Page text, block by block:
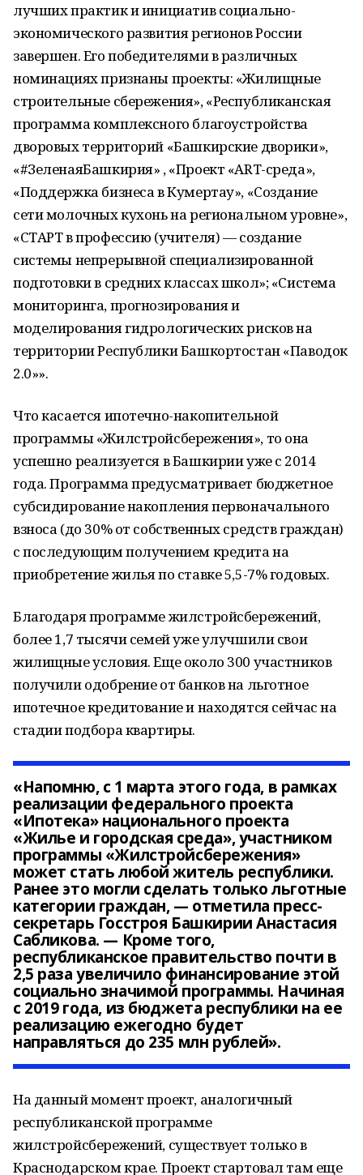
лучших практик и инициатив социально-
экономического развития регионов России
завершен. Его победителями в различных
номинациях признаны проекты: «Жилищные
строительные сбережения», «Республиканская
программа комплексного благоустройства
дворовых территорий «Башкирские дворики»,
«#ЗеленаяБашкирия» , «Проект «ART-среда»,
«Поддержка бизнеса в Кумертау», «Создание
сети молочных кухонь на региональном уровне»,
«СТАРТ в профессию (учителя) — создание
системы непрерывной специализированной
подготовки в средних классах школ»; «Система
мониторинга, прогнозирования и
моделирования гидрологических рисков на
территории Республики Башкортостан «Паводок
2.0»».
Что касается ипотечно-накопительной
программы «Жилстройсбережения», то она
успешно реализуется в Башкирии уже с 2014
года. Программа предусматривает бюджетное
субсидирование накопления первоначального
взноса (до 30% от собственных средств граждан)
с последующим получением кредита на
приобретение жилья по ставке 5,5-7% годовых.
Благодаря программе жилстройсбережений,
более 1,7 тысячи семей уже улучшили свои
жилищные условия. Еще около 300 участников
получили одобрение от банков на льготное
ипотечное кредитование и находятся сейчас на
стадии подбора квартиры.
«Напомню, с 1 марта этого года, в рамках
реализации федерального проекта
«Ипотека» национального проекта
«Жилье и городская среда», участником
программы «Жилстройсбережения»
может стать любой житель республики.
Ранее это могли сделать только льготные
категории граждан, — отметила пресс-
секретарь Госстроя Башкирии Анастасия
Сабликова. — Кроме того,
республиканское правительство почти в
2,5 раза увеличило финансирование этой
социально значимой программы. Начиная
с 2019 года, из бюджета республики на ее
реализацию ежегодно будет
направляться до 235 млн рублей».
На данный момент проект, аналогичный
республиканской программе
жилстройсбережений, существует только в
Краснодарском крае. Проект стартовал там еще